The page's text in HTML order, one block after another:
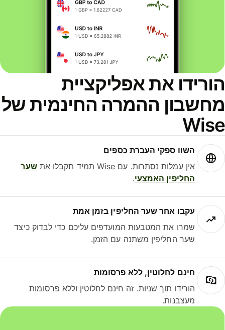
את אפליקציית
ההמרה החינמית של
השוו ספקי העברת כספים
אין עמלות נסתרות. עם Wise תמיד תקבלו את
שער
החליפין האמצעי.
עקבו אחר שער החליפין בזמן אמת
שמרו את המטבעות המועדפים עליכם כדי לבדוק כיצד
שער החליפין משתנה עם הזמן.
חינם לחלוטין, ללא פרסומות
הורידו תוך שניות. זה חינם לחלוטין וללא פרסומות
מעצבנות.